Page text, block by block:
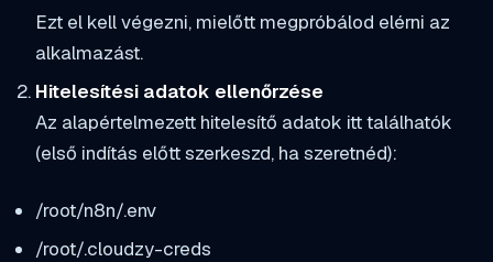
Ezt el kell végezni, mielőtt megpróbálod elérni az
alkalmazást.
Hitelesítési adatok ellenőrzése
Az alapértelmezett hitelesítő adatok itt találhatók
(első indítás előtt szerkeszd, ha szeretnéd):
/root/n8n/.env
/root/.cloudzy-creds